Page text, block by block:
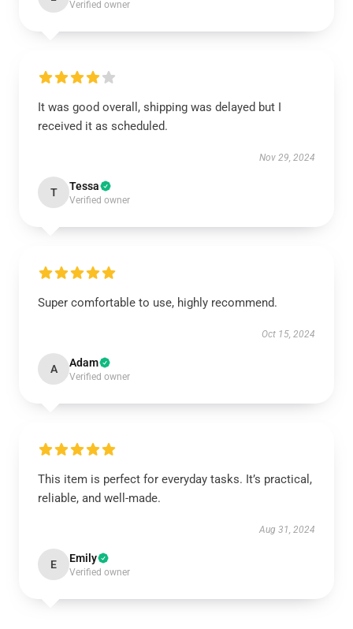
Verified owner
It was good overall, shipping was delayed but I
received it as scheduled.
Nov 29, 2024
T Tessa
Verified owner
Super comfortable to use, highly recommend.
Oct 15, 2024
A Adam
Verified owner
This item is perfect for everyday tasks. It’s practical,
reliable, and well-made.
Aug 31, 2024
E Emily
Verified owner